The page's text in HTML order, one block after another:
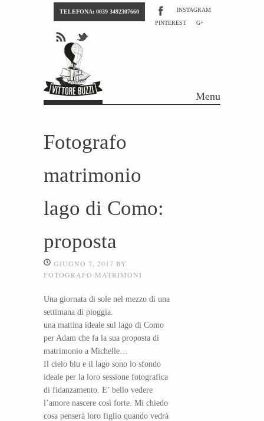
TELEFONA: 0039 3492307660
INSTAGRAM
PINTEREST
G+
Menu
Fotografo
matrimonio
lago di Como:
proposta
GIUGNO 7, 2017 BY
FOTOGRAFO MATRIMONI
Una giornata di sole nel mezzo di una
settimana di pioggia.
una mattina ideale sul lago di Como
per Adam che fa la sua proposta di
matrimonio a Michelle…
Il cielo blu e il lago sono lo sfondo
ideale per la loro sessione fotografica
di fidanzamento. E’ bello vedere
l’amore nascere così forte. Mi chiedo
cosa penserà loro figlio quando vedrà